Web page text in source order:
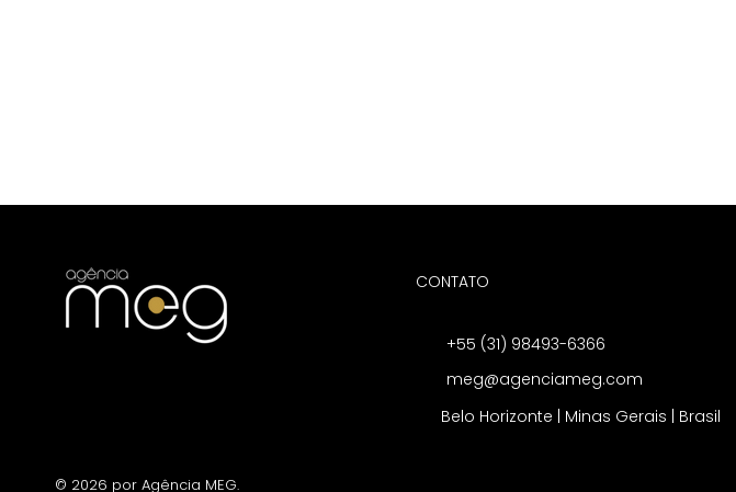
© 2026 por Agência MEG.
CONTATO
+55 (31) 98493-6366
meg@agenciameg.com
Belo Horizonte | Minas Gerais | Brasil